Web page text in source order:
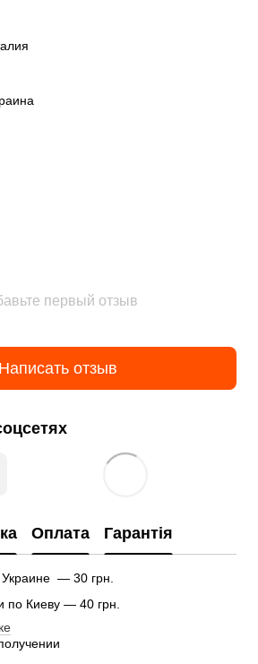
первый отзыв
Написать отзыв
Оплата Гарантія
— 30 грн.
по Киеву — 40 грн.